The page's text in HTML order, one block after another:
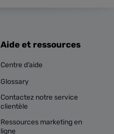
Aide et ressources
Centre d’aide
Glossary
Contactez notre service
clientèle
Ressources marketing en
ligne